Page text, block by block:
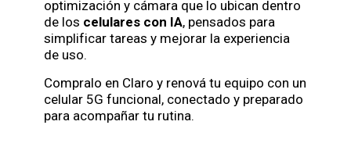
optimización y cámara que lo ubican dentro
de los celulares con IA, pensados para
simplificar tareas y mejorar la experiencia
de uso.
Compralo en Claro y renová tu equipo con un
celular 5G funcional, conectado y preparado
para acompañar tu rutina.